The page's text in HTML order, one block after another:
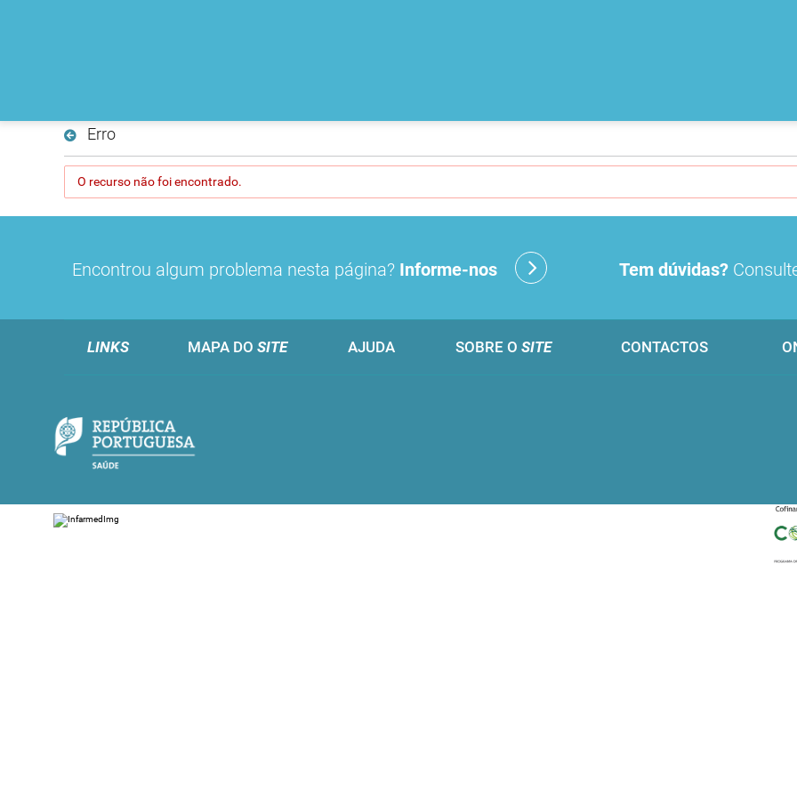
Erro
O recurso não foi encontrado.
Encontrou algum problema nesta página? Informe-nos Tem dúvidas?
LINKS MAPA DO SITE AJUDA SOBRE O SITE CONTACTOS